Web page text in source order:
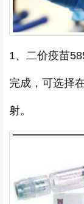
1、二价疫苗
完成，可选择
射。